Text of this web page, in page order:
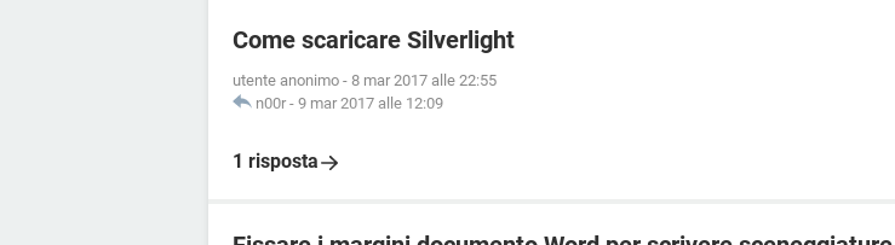
Come scaricare Silverlight
utente anonimo - 8 mar 2017 alle 22:55
n00r - 9 mar 2017 alle 12:09
1 risposta